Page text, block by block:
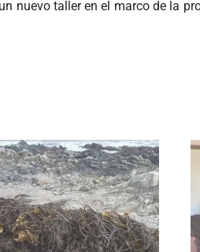
nuevo taller en el marco de la